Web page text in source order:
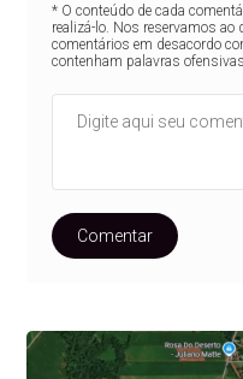
* O conteúdo de cada
realizá-lo. Nos reservamos ao
comentários em desacordo
contenham palavras ofensivas.
Comentar